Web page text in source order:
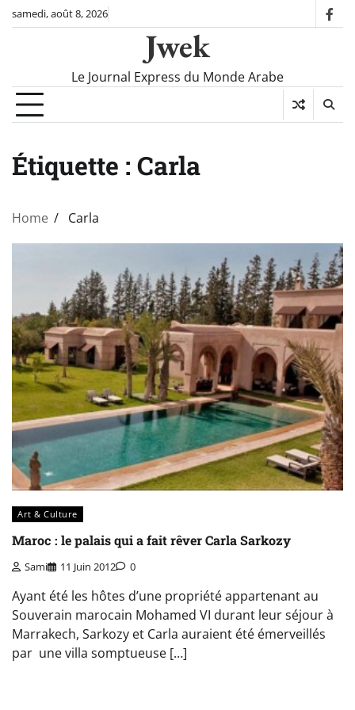
Skipsamedi, août 8, 2026
Jwek
Le Journal Express du Monde Arabe
Étiquette : Carla
Home Carla
Art & Culture
Maroc : le palais qui a fait rêver Carla Sarkozy
Sami 11 Juin 2012 0
Ayant été les hôtes d’une propriété appartenant au
Souverain marocain Mohamed VI durant leur séjour à
Marrakech, Sarkozy et Carla auraient été émerveillés
par une villa somptueuse […]